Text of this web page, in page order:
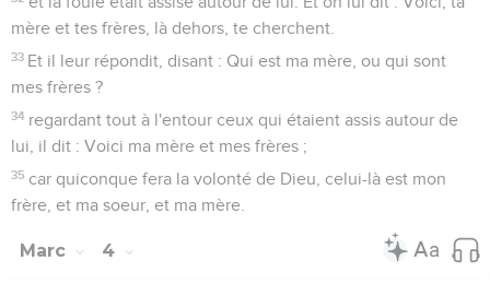
mère et tes frères, là dehors, te cherchent.
33 Et il leur répondit, disant : Qui est ma mère, ou qui sont
mes frères ?
34 regardant tout à l'entour ceux qui étaient assis autour de
lui, il dit : Voici ma mère et mes frères ;
35 car quiconque fera la volonté de Dieu, celui-là est mon
frère, et ma soeur, et ma mère.
Marc 4